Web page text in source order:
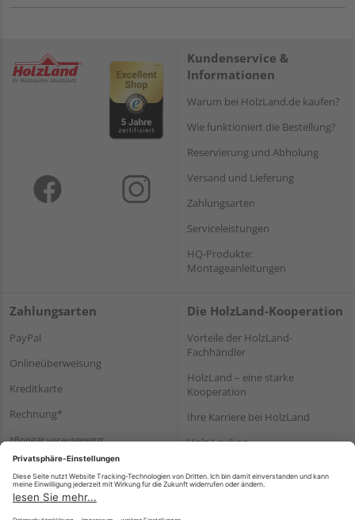
Kundenservice &
Informationen
Warum bei HolzLand.de kaufen?
Wie funktioniert die Bestellung?
Reservierung und Abholung
Versand und Lieferung
Zahlungsarten
Serviceleistungen
HQ-Produkte:
Montageanleitungen
Zahlungsarten
PayPal
Onlineüberweisung
Kreditkarte
Rechnung*
*Bonität vorausgesetzt
Die HolzLand-Kooperation
Vorteile der HolzLand-
Fachhändler
HolzLand – eine starke
Kooperation
Ihre Karriere bei HolzLand
Holz-Lexikon